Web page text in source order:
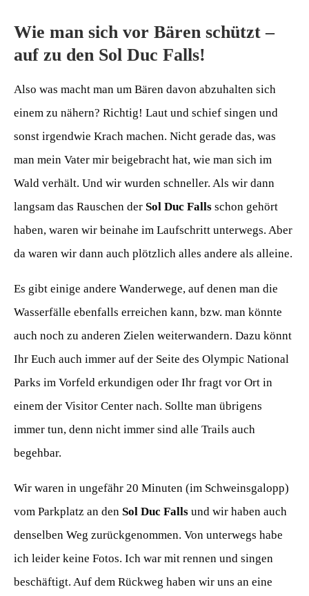
Wie man sich vor Bären schützt –
auf zu den Sol Duc Falls!
Also was macht man um Bären davon abzuhalten sich
einem zu nähern? Richtig! Laut und schief singen und
sonst irgendwie Krach machen. Nicht gerade das, was
man mein Vater mir beigebracht hat, wie man sich im
Wald verhält. Und wir wurden schneller. Als wir dann
langsam das Rauschen der Sol Duc Falls schon gehört
haben, waren wir beinahe im Laufschritt unterwegs. Aber
da waren wir dann auch plötzlich alles andere als alleine.
Es gibt einige andere Wanderwege, auf denen man die
Wasserfälle ebenfalls erreichen kann, bzw. man könnte
auch noch zu anderen Zielen weiterwandern. Dazu könnt
Ihr Euch auch immer auf der Seite des Olympic National
Parks im Vorfeld erkundigen oder Ihr fragt vor Ort in
einem der Visitor Center nach. Sollte man übrigens
immer tun, denn nicht immer sind alle Trails auch
begehbar.
Wir waren in ungefähr 20 Minuten (im Schweinsgalopp)
vom Parkplatz an den Sol Duc Falls und wir haben auch
denselben Weg zurückgenommen. Von unterwegs habe
ich leider keine Fotos. Ich war mit rennen und singen
beschäftigt. Auf dem Rückweg haben wir uns an eine